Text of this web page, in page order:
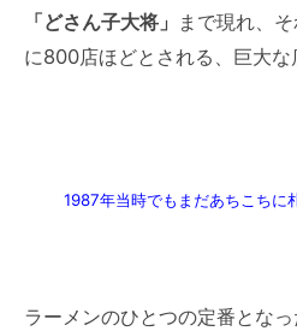
「どさん子大将」 まで現れ、
に800店ほどとされる、巨大な
1987年当時でもまだあちこちに
ラーメンのひとつの定番とな